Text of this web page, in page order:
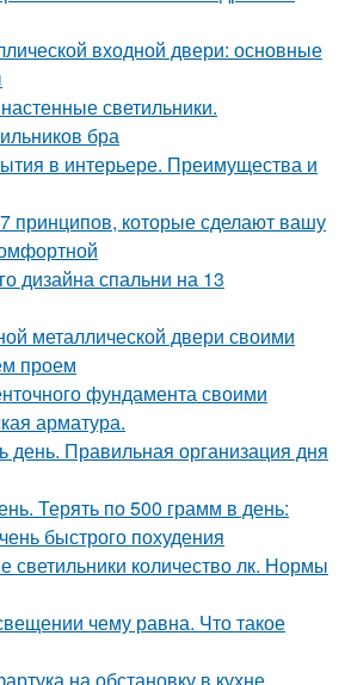
входной двери: основные
светильники.
бра
в интерьере. Преимущества и
принципов, которые сделают вашу
дизайна спальни на 13
металлической двери своими
проем
фундамента своими
арматура.
день. Правильная организация дня
Терять по 500 грамм в день:
быстрого похудения
количество лк. Нормы
чему равна. Что такое
на обстановку в кухне